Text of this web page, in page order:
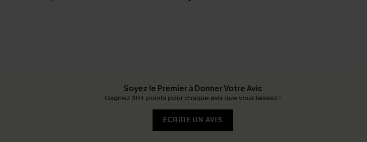
Soyez le Premier à Donner Votre Avis
Gagnez 30+ points pour chaque avis que vous laissez !
ÉCRIRE UN AVIS